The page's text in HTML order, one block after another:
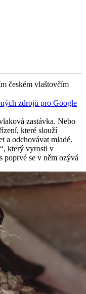
českém vlaštovčím
zdrojů pro Google
zastávka. Nebo
které slouží
a odchovávat mladé.
který vyrostl v
se v něm ozývá